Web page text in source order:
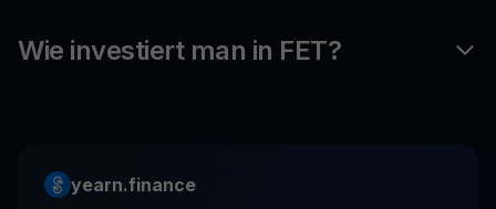
Wie investiert man in FET?
yearn.finance